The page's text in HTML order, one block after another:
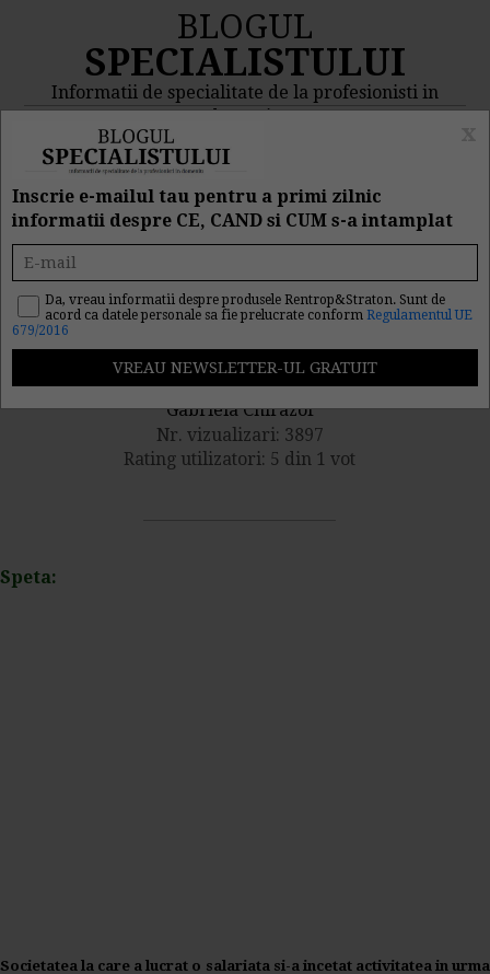
BLOGUL
SPECIALISTULUI
Informatii de specialitate de la profesionisti in
domeniu
MENIU
Concedii medicale si
indemnizatii
Publicat de catre
Gabriela Chirazof
Nr. vizualizari: 3897
Rating utilizatori: 5 din 1 vot
Speta:
Societatea la care a lucrat o salariata si-a incetat activitatea in urma
Inscrie e-mailul tau pentru a primi zilnic
informatii despre CE, CAND si CUM s-a intamplat
Da, vreau informatii despre produsele Rentrop&Straton. Sunt de
acord ca datele personale sa fie prelucrate conform Regulamentul UE
679/2016